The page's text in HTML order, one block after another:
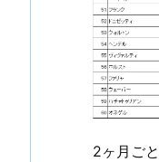
2ヶ月ご